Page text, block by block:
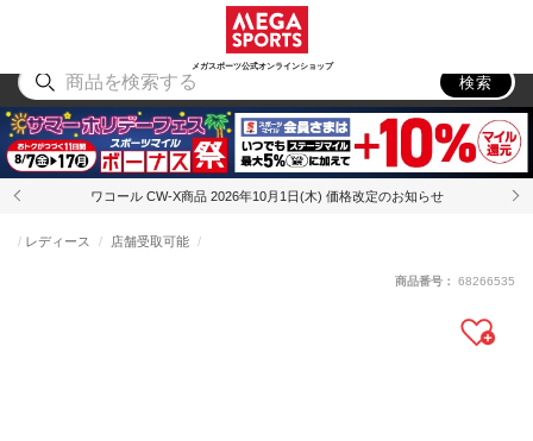
メガスポーツ公式オンラインショップ
アウトドア
検索
ワコール CW-X商品 2026年10月1日(木) 価格改定のお知らせ
レディース 店舗受取可能
商品番号： 68266535